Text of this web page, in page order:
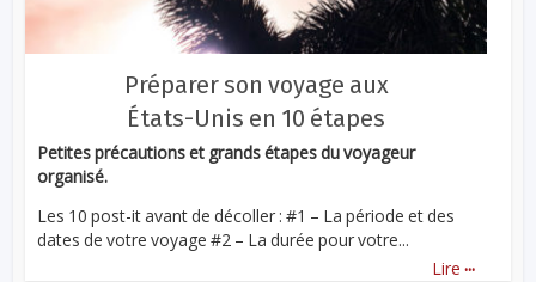
Préparer son voyage aux
États-Unis en 10 étapes
Petites précautions et grands étapes du voyageur
organisé.
Les 10 post-it avant de décoller : #1 – La période et des
dates de votre voyage #2 – La durée pour votre...
Lire ...